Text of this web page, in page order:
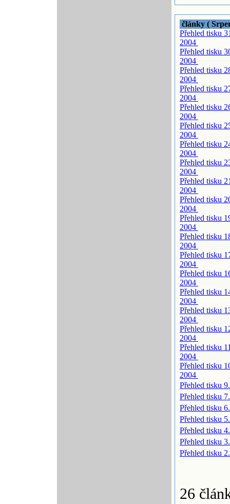
články (
Přehled tisku
2004
Přehled tisku
2004
Přehled tisku
2004
Přehled tisku
2004
Přehled tisku
2004
Přehled tisku
2004
Přehled tisku
2004
Přehled tisku
2004
Přehled tisku
2004
Přehled tisku
2004
Přehled tisku
2004
Přehled tisku
2004
Přehled tisku
2004
Přehled tisku
2004
Přehled tisku
2004
Přehled tisku
2004
Přehled tisku
2004
Přehled tisku
2004
Přehled tisku
2004
Přehled tisku
Přehled tisku
Přehled tisku
Přehled tisku
Přehled tisku
Přehled tisku
Přehled tisku
26